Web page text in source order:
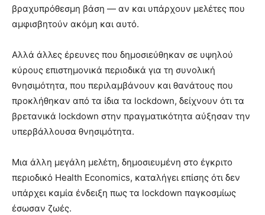
βραχυπρόθεσμη βάση — αν και υπάρχουν μελέτες που
αμφισβητούν ακόμη και αυτό.
Αλλά άλλες έρευνες που δημοσιεύθηκαν σε υψηλού
κύρους επιστημονικά περιοδικά για τη συνολική
θνησιμότητα, που περιλαμβάνουν και θανάτους που
προκλήθηκαν από τα ίδια τα lockdown, δείχνουν ότι τα
βρετανικά lockdown στην πραγματικότητα αύξησαν την
υπερβάλλουσα θνησιμότητα.
Μια άλλη μεγάλη μελέτη, δημοσιευμένη στο έγκριτο
περιοδικό Health Economics, καταλήγει επίσης ότι δεν
υπάρχει καμία ένδειξη πως τα lockdown παγκοσμίως
έσωσαν ζωές.